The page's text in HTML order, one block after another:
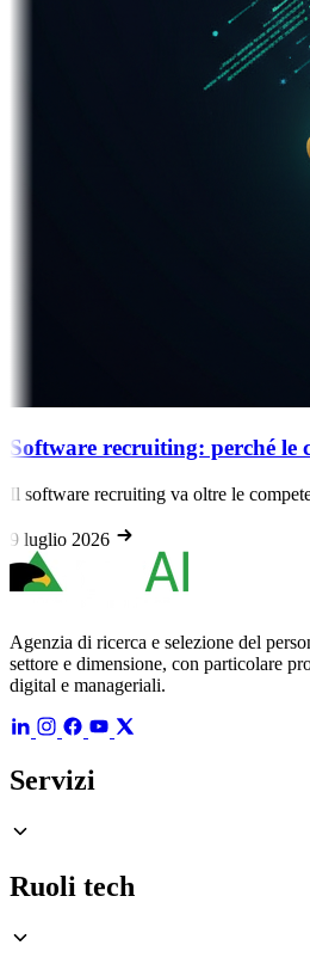
Software recruiting: perché le
Il software recruiting va oltre le
9 luglio 2026
Agenzia di ricerca e selezione del
settore e dimensione, con particolare
digital e manageriali.
Servizi
Ruoli tech